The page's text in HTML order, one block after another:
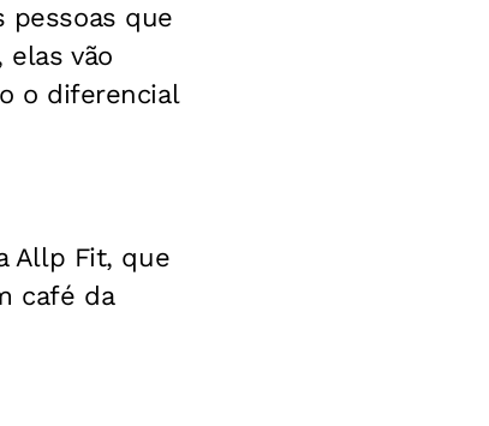
pessoas que
vão
o diferencial
Allp Fit, que
café da